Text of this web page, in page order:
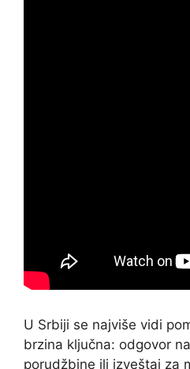
U Srbiji se najviše vidi
brzina ključna: odgovor
porudžbine ili izveštaj za